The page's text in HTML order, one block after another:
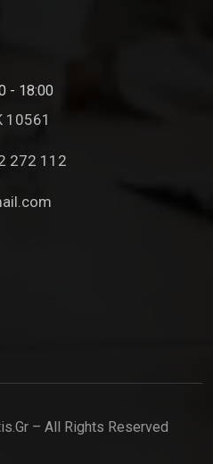
- 18:00
10561
272 112
– All Rights Reserved